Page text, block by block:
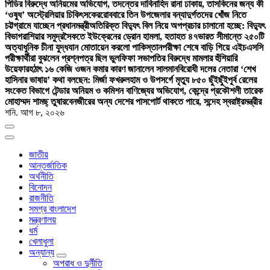
পিডির বিরুদ্ধে অনিয়মের অভিযোগ, তদন্তের দাবিনাহিদ রানা ঢাকায়, তাসকিনের জন্য কী
‘ওষুধ’ অস্ট্রেলিয়ার চিকিৎসকেররোববারে তিন উপজেলার বন্যাদুর্গতদের খোঁজ নিতে
চট্টগ্রামে যাচ্ছেন প্রধানমন্ত্রীঅতিরিক্ত বিদ্যুৎ বিল নিয়ে অপপ্রচার চালানো হচ্ছে: বিদ্যুৎ
বিভাগরাশিয়ার সমুদ্রসৈকতে ইউক্রেনের ড্রোন হামলা, হতাহত ৪৭ভারত সীমান্তে ২৫০টি
অত্যাধুনিক চীনা যুদ্ধযান মোতায়েন করলো পাকিস্তানপরীক্ষা শেষে বাড়ি গিয়ে এইচএসসি
পরীক্ষার্থীরা বুঝলেন প্রশ্নপত্র ছিল ভুলফিফা সভাপতির বিরুদ্ধে মামলার হুঁশিয়ারি
উয়েফারহঠাৎ ১৬ কেজি ওজন কমার কারণ জানালেন সালমানবিরোধী দলের নেতারা ‘শেখ
হাসিনার ভাষায়’ কথা বলছেন: মির্জা ফখরুলহাম ও উপসর্গে মৃত্যু ৮৫০ ছুঁইছুঁইপূর্ব রেলের
সংকেত বিভাগে টেন্ডার অনিয়ম ও কমিশন বাণিজ্যের অভিযোগ, কেন্দ্রে প্রকৌশলী তারেক
মোহাম্মদ শামছ্ তুষারবেনজীরের অন্য দেশের পাসপোর্ট থাকতে পারে, সন্দেহ স্বরাষ্ট্রমন্ত্রীর
শনি. আগ ৮, ২০২৬
জাতীয়
আন্তর্জাতিক
অর্থনীতি
বিনোদন
রাজনীতি
সমগ্র বাংলাদেশ
মন্ত্রণালয়
ধর্ম
খেলাধুলা
অন্যান্য
অপরাধ ও দুর্নীতি